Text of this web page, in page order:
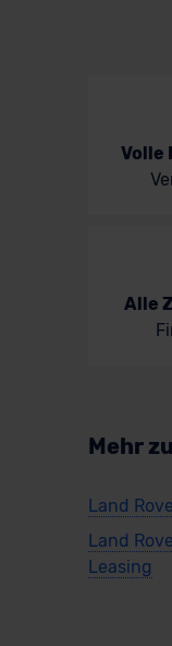
Volle
Alle
Mehr
Land
Land
Leasing